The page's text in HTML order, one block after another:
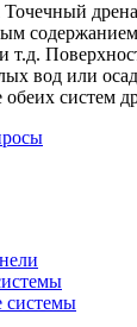
Точечный
т.д.
вод или
обеих систем
системы